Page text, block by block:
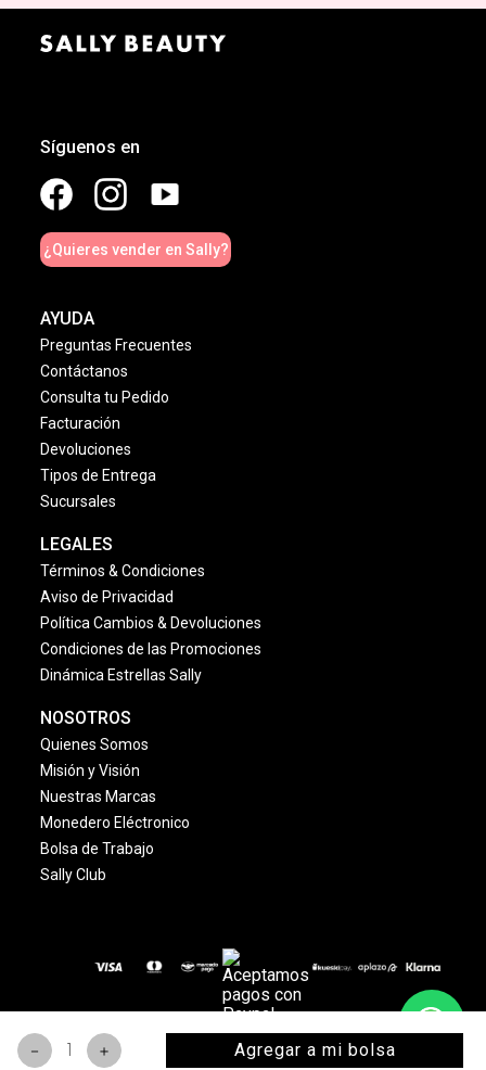
＋
－ Agregar a mi bolsa
Síguenos en
¿Quieres vender en Sally?
AYUDA
Preguntas Frecuentes
Contáctanos
Consulta tu Pedido
Facturación
Devoluciones
Tipos de Entrega
Sucursales
LEGALES
Términos & Condiciones
Aviso de Privacidad
Política Cambios & Devoluciones
Condiciones de las Promociones
Dinámica Estrellas Sally
NOSOTROS
Quienes Somos
Misión y Visión
Nuestras Marcas
Monedero Eléctronico
Bolsa de Trabajo
Sally Club
© 2024 Copyright. Todos los derechos reservados
www.sallybeauty.com.mx. | Marca registrada.